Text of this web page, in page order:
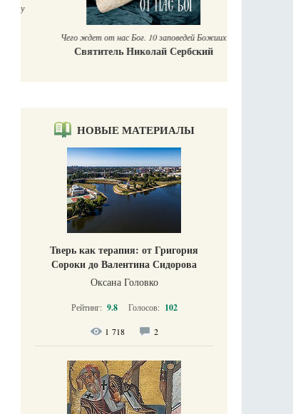
Чего ждет от нас Бог. 10 заповедей Божиих
Святитель Николай Сербский
НОВЫЕ МАТЕРИАЛЫ
Тверь как терапия: от Григория
Сороки до Валентина Сидорова
Оксана Головко
Рейтинг: 9.8 Голосов: 102
1 718 2